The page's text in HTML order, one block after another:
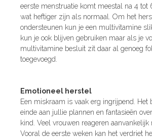
eerste menstruatie komt meestal na 4 tot
wat heftiger zijn als normaal. Om het
ondersteunen kun je een multivitamine
kun je ook blijven gebruiken maar als je
multivitamine besluit zit daar al genoeg
toegevoegd.
Emotioneel herstel
Een miskraam is vaak erg ingrijpend. Het
einde aan jullie plannen en fantasieën
kind. Veel vrouwen reageren aanvankelijk
Vooral de eerste weken kan het verdriet